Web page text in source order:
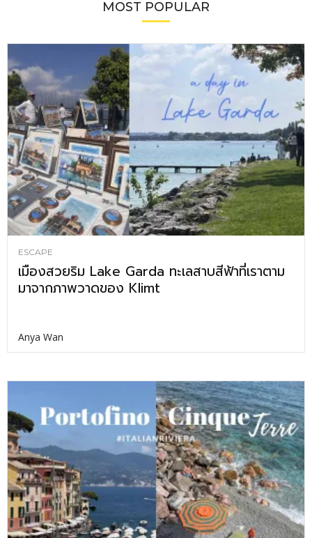
MOST POPULAR
ESCAPE
เมืองสวยริม Lake Garda ทะเลสาบสีฟ้าที่เราตาม
มาจากภาพวาดของ Klimt
Anya Wan